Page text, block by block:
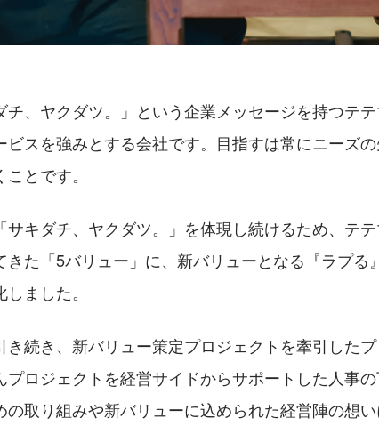
チ、ヤクダツ。」という企業メッセージを持つテ
ビスを強みとする会社です。目指すは常にニーズ
ことです。
サキダチ、ヤクダツ。」を体現し続けるため、テ
きた「5バリュー」に、新バリューとなる『ラプる
ました。
き続き、新バリュー策定プロジェクトを牽引した
プロジェクトを経営サイドからサポートした人事
の取り組みや新バリューに込められた経営陣の想